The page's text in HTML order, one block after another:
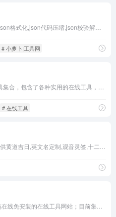
# 小萝卜|工具网
# 在线工具